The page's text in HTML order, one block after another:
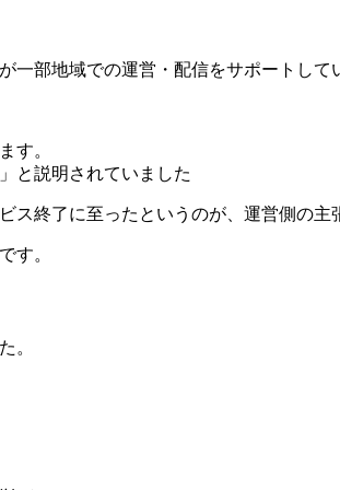
一部地域での運営・配信をサポートして
す。
と説明されていました
終了に至ったというのが、運営側の主
す。
。